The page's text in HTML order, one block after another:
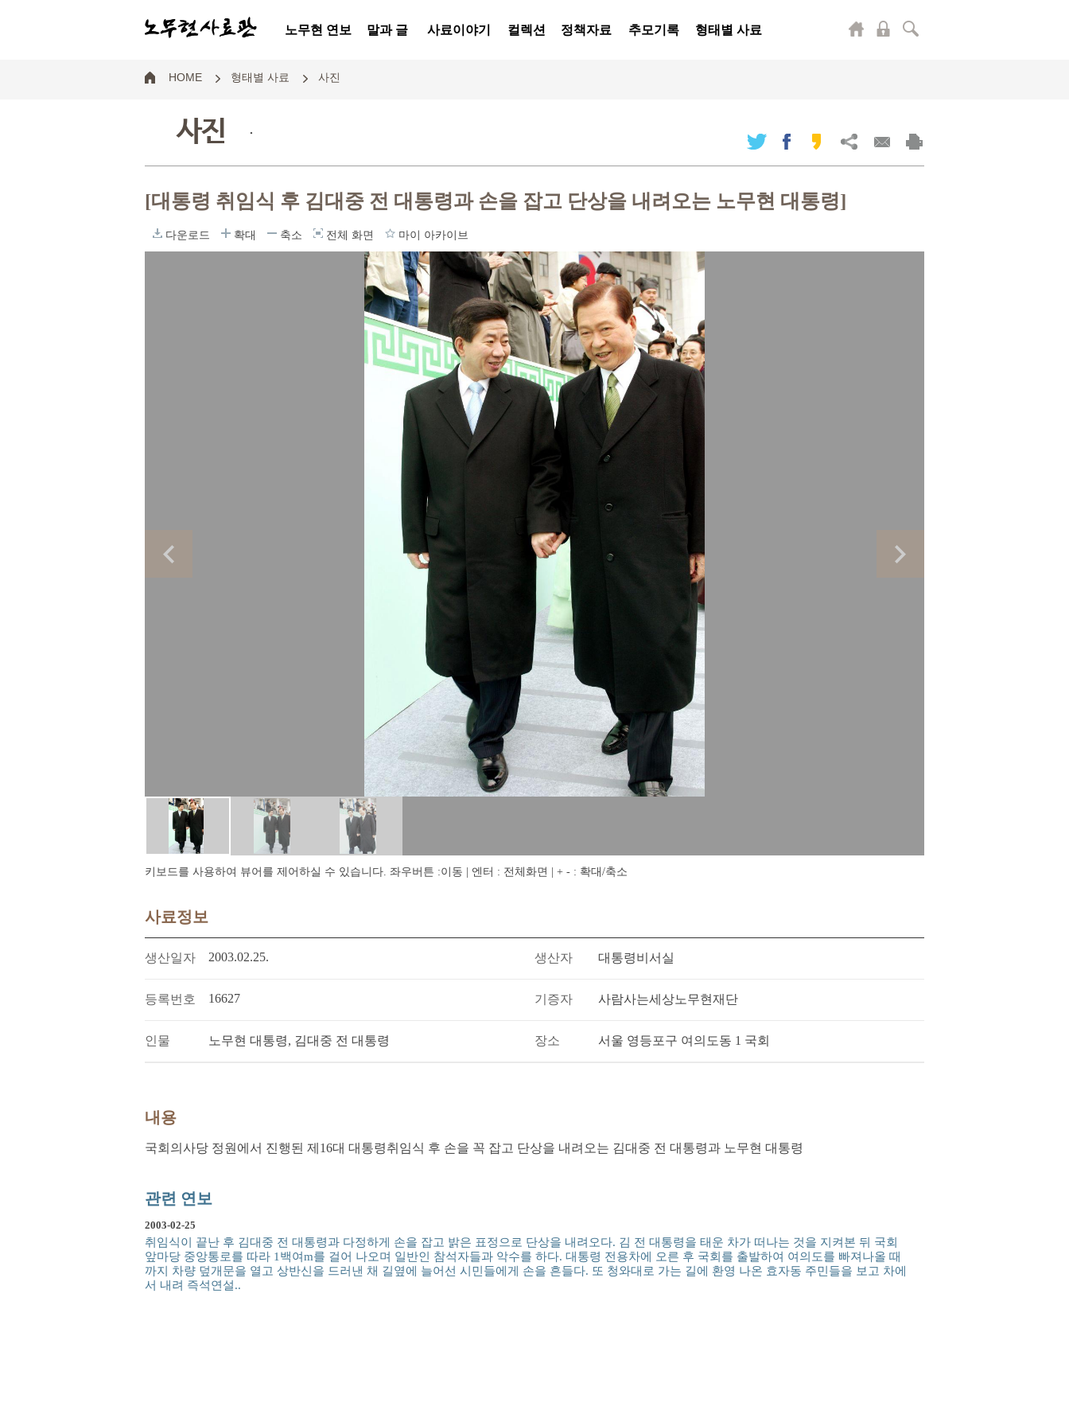
노무현 연보 말과 글 사료이야기 컬렉션 정책자료 추모기록 형태별 사료
HOME 형태별 사료 사진
사진 .
[대통령 취임식 후 김대중 전 대통령과 손을 잡고 단상을 내려오는 노무현 대통령]
다운로드 확대 축소 전체 화면 마이 아카이브
키보드를 사용하여 뷰어를 제어하실 수 있습니다. 좌우버튼 :이동 | 엔터 : 전체화면 | + - : 확대/축소
사료정보
생산일자 2003.02.25. 생산자 대통령비서실
등록번호 16627 기증자 사람사는세상노무현재단
인물 노무현 대통령, 김대중 전 대통령 장소 서울 영등포구 여의도동 1 국회
내용
국회의사당 정원에서 진행된 제16대 대통령취임식 후 손을 꼭 잡고 단상을 내려오는 김대중 전 대통령과 노무현 대통령
관련 연보
2003-02-25
취임식이 끝난 후 김대중 전 대통령과 다정하게 손을 잡고 밝은 표정으로 단상을 내려오다. 김 전 대통령을 태운 차가 떠나는 것을 지켜본 뒤 국회
앞마당 중앙통로를 따라 1백여m를 걸어 나오며 일반인 참석자들과 악수를 하다. 대통령 전용차에 오른 후 국회를 출발하여 여의도를 빠져나올 때
까지 차량 덮개문을 열고 상반신을 드러낸 채 길옆에 늘어선 시민들에게 손을 흔들다. 또 청와대로 가는 길에 환영 나온 효자동 주민들을 보고 차에
서 내려 즉석연설..